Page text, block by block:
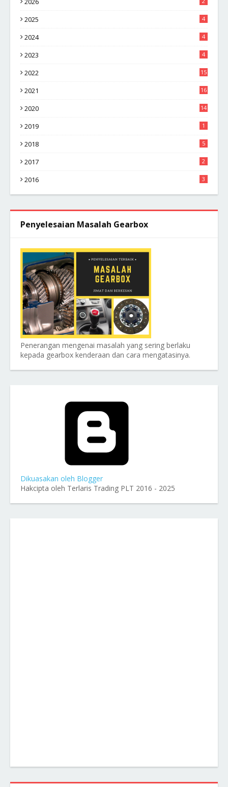
2025 4
2024 4
2023 4
2022 15
2021 16
2020 14
2019 1
2018 5
2017 2
2016 3
Penyelesaian Masalah Gearbox
Penerangan mengenai masalah yang sering berlaku
kepada gearbox kenderaan dan cara mengatasinya.
Dikuasakan oleh Blogger
Hakcipta oleh Terlaris Trading PLT 2016 - 2025